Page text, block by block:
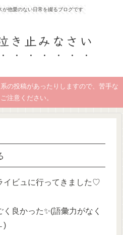
が他愛のない日常を綴るブログです
き止みなさい
の投稿があったりしますので、苦手な
注意ください。
イビュに行ってきました♡
良かった✨(語彙力がなく